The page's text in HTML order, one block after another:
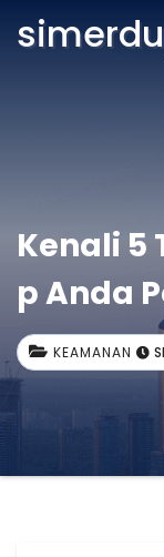
Kenali 5
p Anda
KEAMANAN